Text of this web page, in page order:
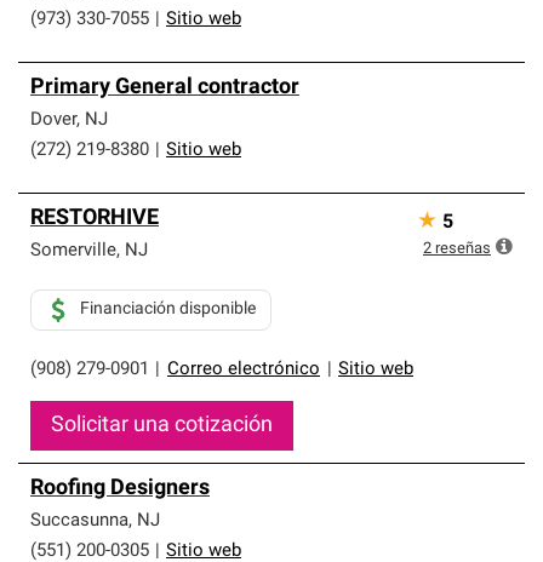
(973) 330-7055
Sitio web
Primary General contractor
Dover, NJ
(272) 219-8380
Sitio web
RESTORHIVE
Somerville, NJ
(908) 279-0901 Correo electrónico Sitio web
Financiación disponible
Solicitar una cotización
★ 5
2 reseñas
Roofing Designers
Succasunna, NJ
(551) 200-0305
Sitio web